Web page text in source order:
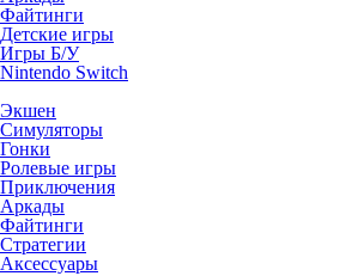
Файтинги
Детские игры
Игры Б/У
Nintendo Switch
Экшен
Симуляторы
Гонки
Ролевые игры
Приключения
Аркады
Файтинги
Стратегии
Аксессуары